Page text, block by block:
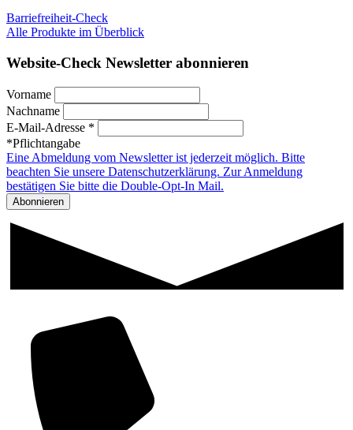
Barriefreiheit-Check
Alle Produkte im Überblick
Website-Check Newsletter abonnieren
Vorname
Nachname
E-Mail-Adresse *
*Pflichtangabe
Eine Abmeldung vom Newsletter ist jederzeit möglich. Bitte
beachten Sie unsere Datenschutzerklärung. Zur Anmeldung
bestätigen Sie bitte die Double-Opt-In Mail.